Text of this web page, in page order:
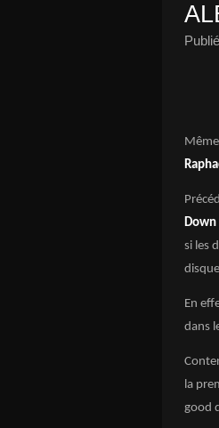
Down
si les
En
dans
la
good